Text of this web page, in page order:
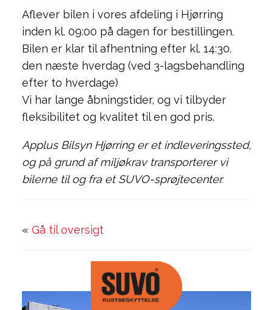
Aflever bilen i vores afdeling i Hjørring
inden kl. 09:00 på dagen for bestillingen.
Bilen er klar til afhentning efter kl. 14:30.
den næste hverdag (ved 3-lagsbehandling
efter to hverdage)
Vi har lange åbningstider, og vi tilbyder
fleksibilitet og kvalitet til en god pris.
Applus Bilsyn Hjørring er et indleveringssted,
og på grund af miljøkrav transporterer vi
bilerne til og fra et SUVO-sprøjtecenter.
« Gå til oversigt